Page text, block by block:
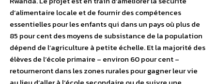
d’alimentaire locale et de fournir des compétences
essentielles pour les enfants qui dans un pays où plus de
85 pour cent des moyens de subsistance de la population
dépend de l’agriculture à petite échelle. Et la majorité des
élèves de l’école primaire – environ 60 pour cent –
retourneront dans les zones rurales pour gagner leur vie